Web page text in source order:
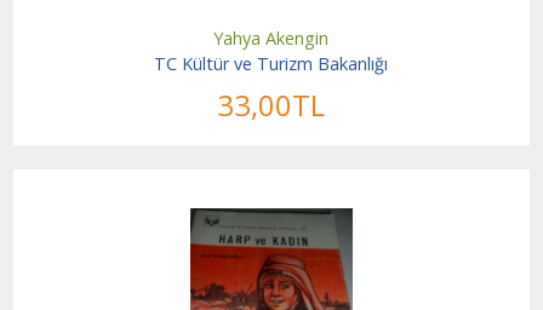
Yahya Akengin
TC Kültür ve Turizm Bakanlığı
33,00TL